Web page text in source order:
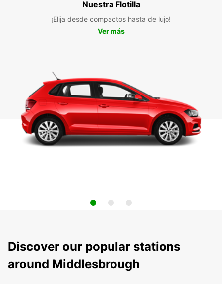
Nuestra Flotilla
¡Elija desde compactos hasta de lujo!
Ver más
Discover our popular stations
around Middlesbrough